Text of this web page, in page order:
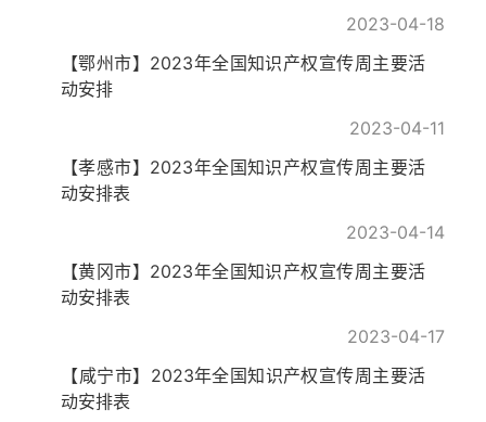
2023-04-18
【鄂州市】​2023年全国知识产权宣传周主要活
动安排
2023-04-11
【孝感市】2023年全国知识产权宣传周主要活
动安排表
2023-04-14
【黄冈市】2023年全国知识产权宣传周主要活
动安排表
2023-04-17
​【咸宁市】2023年全国知识产权宣传周主要活
动安排表